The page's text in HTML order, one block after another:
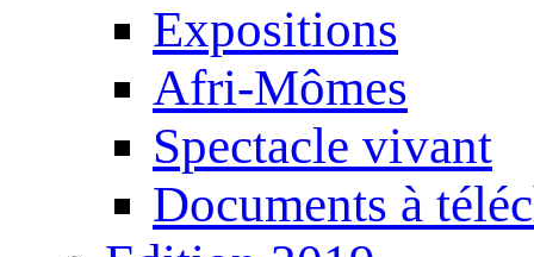
Expositions
Afri-Mômes
Spectacle vivant
Documents à